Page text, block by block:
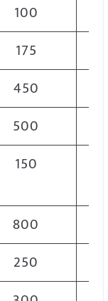
100
175
450
500
150
800
250